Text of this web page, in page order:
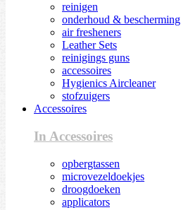
reinigen
onderhoud & bescherming
air fresheners
Leather Sets
reinigings guns
accessoires
Hygienics Aircleaner
stofzuigers
Accessoires
In Accessoires
opbergtassen
microvezeldoekjes
droogdoeken
applicators